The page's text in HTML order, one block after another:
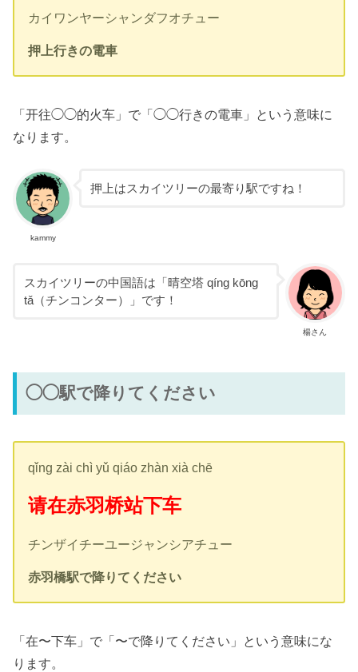
カイワンヤーシャンダフオチュー
押上行きの電車
「开往◯◯的火车」で「◯◯行きの電車」という意味に
なります。
kammy
押上はスカイツリーの最寄り駅ですね！
楊さん
スカイツリーの中国語は「晴空塔 qíng kōng
tǎ（チンコンター）」です！
◯◯駅で降りてください
qǐng zài chì yǔ qiáo zhàn xià chē
请在赤羽桥站下车
チンザイチーユージャンシアチュー
赤羽橋駅で降りてください
「在〜下车」で「〜で降りてください」という意味にな
ります。